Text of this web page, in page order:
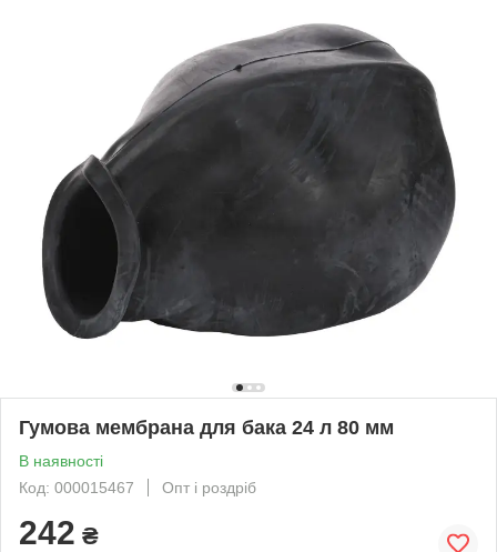
Гумова мембрана для бака 24 л 80 мм
В наявності
Код: 000015467
Опт і роздріб
242 ₴